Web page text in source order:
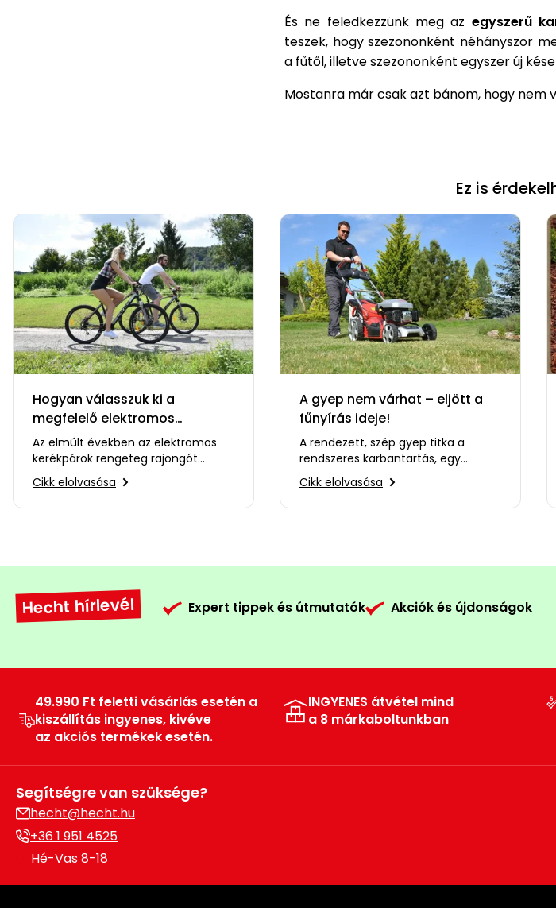
És ne feledkezzünk meg az egyszerű
teszek, hogy szezononként néhányszor
a fűtől, illetve szezononként egyszer új
Mostanra már csak azt bánom, hogy nem
Ez is
Hogyan válasszuk ki a
megfelelő elektromos
kerékpárt?
Az elmúlt években az elektromos
kerékpárok rengeteg rajongót
szereztek. Tulajdonképpen ez nem
meglepő. Egy pedálozást…
Cikk elolvasása
A gyep nem várhat – eljött a
fűnyírás ideje!
A rendezett, szép gyep titka a
rendszeres karbantartás, egy
megfelelő fűnyíróval pedig
rengeteg időt és energiát…
Cikk elolvasása
Hecht hírlevél Expert tippek és útmutatók Akciók és újdonságok
49.990 Ft feletti vásárlás esetén a
kiszállítás ingyenes, kivéve
az akciós termékek esetén.
INGYENES átvétel mind
a 8 márkaboltunkban
Segítségre van szüksége?
hecht@hecht.hu
+36 1 951 4525
Hé-Vas 8-18